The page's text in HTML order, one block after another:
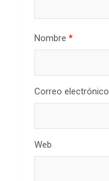
Nombre *
Correo electrónico
Web